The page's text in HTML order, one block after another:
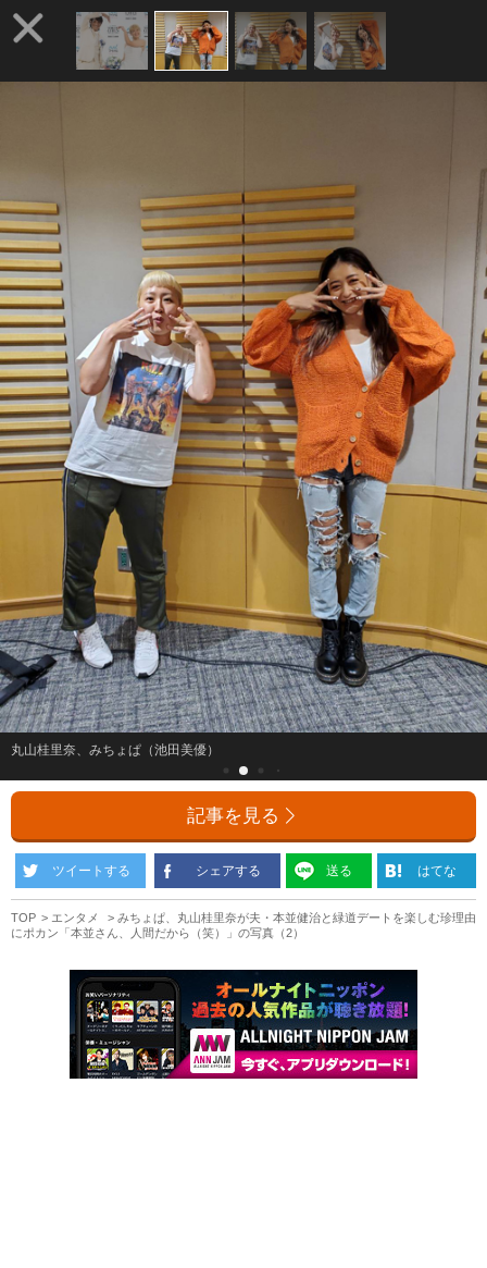
丸山桂里奈、みちょぱ（池田美優）
記事を見る
ツイートする シェアする 送る はてな
TOP エンタメ
みちょぱ、丸山桂里奈が夫・本並健治と緑道デートを楽しむ珍理由
にポカン「本並さん、人間だから（笑）」の写真（2）